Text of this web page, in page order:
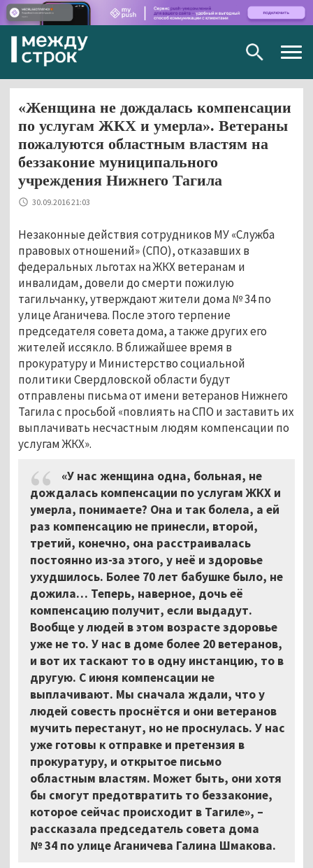
«Женщина не дождалась компенсации
по услугам ЖКХ и умерла». Ветераны
пожалуются областным властям на
беззаконие муниципального
учреждения Нижнего Тагила
30.09.2016 21:03
Незаконные действия сотрудников МУ «Служба
правовых отношений» (СПО), отказавших в
федеральных льготах на ЖКХ ветеранам и
инвалидам, довели до смерти пожилую
тагильчанку, утверждают жители дома № 34 по
улице Аганичева. После этого терпение
председателя совета дома, а также других его
жителей иссякло. В ближайшее время в
прокуратуру и Министерство социальной
политики Свердловской области будут
отправлены письма от имени ветеранов Нижнего
Тагила с просьбой «повлиять на СПО и заставить их
выплачивать несчастным людям компенсации по
услугам ЖКХ».
«У нас женщина одна, больная, не
дождалась компенсации по услугам ЖКХ и
умерла, понимаете? Она и так болела, а ей
раз компенсацию не принесли, второй,
третий, конечно, она расстраивалась
постоянно из-за этого, у неё и здоровье
ухудшилось. Более 70 лет бабушке было, не
дожила… Теперь, наверное, дочь её
компенсацию получит, если выдадут.
Вообще у людей в этом возрасте здоровье
уже не то. У нас в доме более 20 ветеранов,
и вот их таскают то в одну инстанцию, то в
другую. С июня компенсации не
выплачивают. Мы сначала ждали, что у
людей совесть проснётся и они ветеранов
мучить перестанут, но не проснулась. У нас
уже готовы к отправке и претензия в
прокуратуру, и открытое письмо
областным властям. Может быть, они хотя
бы смогут предотвратить то беззаконие,
которое сейчас происходит в Тагиле», –
рассказала председатель совета дома
№ 34 по улице Аганичева Галина Шмакова.